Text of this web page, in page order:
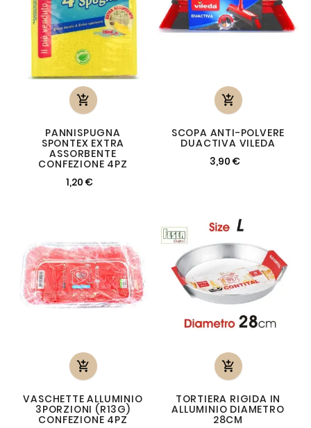

PANNISPUGNA
SPONTEX EXTRA
ASSORBENTE
CONFEZIONE 4PZ
1,20 €

SCOPA ANTI-POLVERE
DUACTIVA VILEDA
3,90 €

VASCHETTE ALLUMINIO
3PORZIONI (R13G)
CONFEZIONE 4PZ

TORTIERA RIGIDA IN
ALLUMINIO DIAMETRO
28CM